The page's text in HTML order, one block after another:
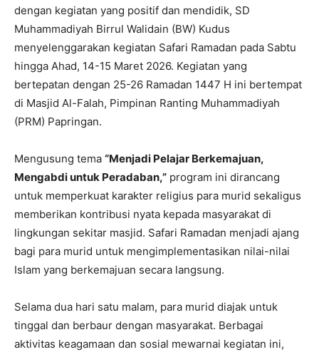
dengan kegiatan yang positif dan mendidik, SD
Muhammadiyah Birrul Walidain (BW) Kudus
menyelenggarakan kegiatan Safari Ramadan pada Sabtu
hingga Ahad, 14-15 Maret 2026. Kegiatan yang
bertepatan dengan 25-26 Ramadan 1447 H ini bertempat
di Masjid Al-Falah, Pimpinan Ranting Muhammadiyah
(PRM) Papringan.
Mengusung tema “Menjadi Pelajar Berkemajuan,
Mengabdi untuk Peradaban,” program ini dirancang
untuk memperkuat karakter religius para murid sekaligus
memberikan kontribusi nyata kepada masyarakat di
lingkungan sekitar masjid. Safari Ramadan menjadi ajang
bagi para murid untuk mengimplementasikan nilai-nilai
Islam yang berkemajuan secara langsung.
Selama dua hari satu malam, para murid diajak untuk
tinggal dan berbaur dengan masyarakat. Berbagai
aktivitas keagamaan dan sosial mewarnai kegiatan ini,